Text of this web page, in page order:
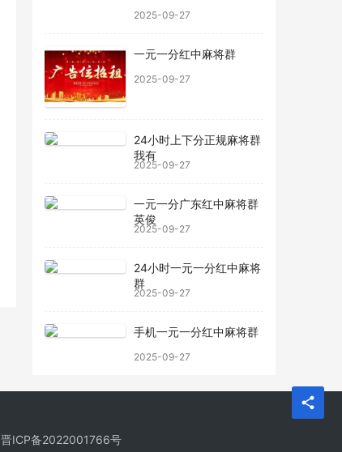
2025-09-27
一元一分红中麻将群
2025-09-27
24小时上下分正规麻将群
我有
2025-09-27
一元一分广东红中麻将群
英俊
2025-09-27
24小时一元一分红中麻将
群
2025-09-27
手机一元一分红中麻将群
2025-09-27
晋ICP备2022001766号